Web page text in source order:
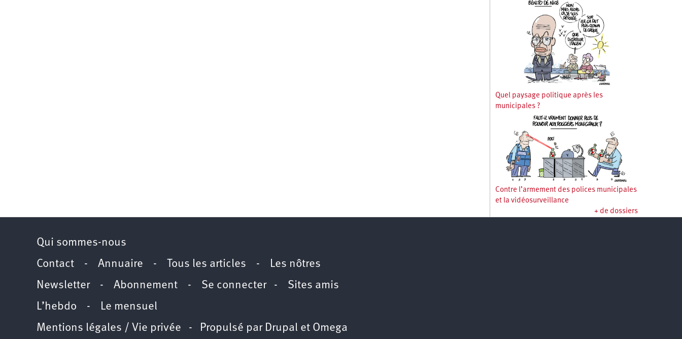
Quel paysage politique après les
municipales ?
Contre l’armement des polices municipales
et la vidéosurveillance
+ de dossiers
Qui sommes-nous
Contact - Annuaire - Tous les articles - Les nôtres
Newsletter- Abonnement - Se connecter- Sites amis
L’hebdo - Le mensuel
Mentions légales / Vie privée - Propulsé par Drupal et Omega